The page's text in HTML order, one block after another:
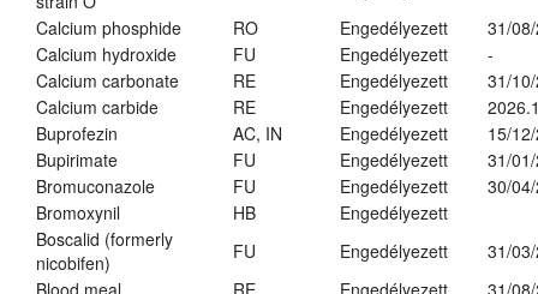
Calcium phosphide
RO Engedélyezett
31/
Calcium hydroxide
FU Engedélyezett
-
Calcium carbonate
RE Engedélyezett
31/
Calcium carbide
RE Engedélyezett
Buprofezin
AC, IN Engedélyezett
15/
Bupirimate
FU Engedélyezett
31/
Bromuconazole
FU Engedélyezett
30/
Bromoxynil
HB
Engedélyezett
Boscalid (formerly
nicobifen)
FU Engedélyezett
31/